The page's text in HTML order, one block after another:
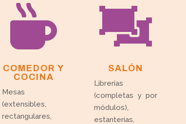

COMEDOR Y
COCINA
Mesas
(extensibles,
rectangulares,

SALÓN
Librerías
(completas y por
módulos),
estanterías,